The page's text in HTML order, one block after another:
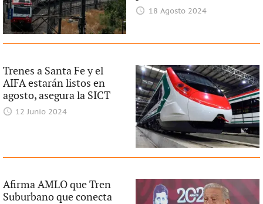
18 Agosto 2024
Trenes a Santa Fe y el
AIFA estarán listos en
agosto, asegura la SICT
12 Junio 2024
Afirma AMLO que Tren
Suburbano que conecta